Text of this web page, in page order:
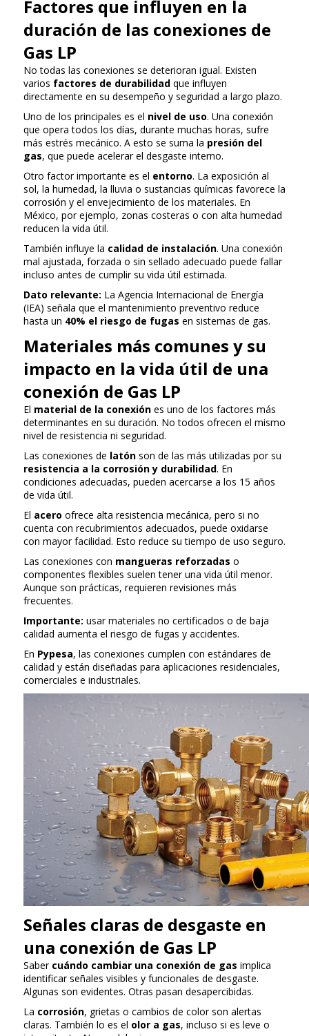
Factores que influyen en la
duración de las conexiones de
Gas LP
No todas las conexiones se deterioran igual. Existen
varios factores de durabilidad que influyen
directamente en su desempeño y seguridad a largo plazo.
Uno de los principales es el nivel de uso. Una conexión
que opera todos los días, durante muchas horas, sufre
más estrés mecánico. A esto se suma la presión del
gas, que puede acelerar el desgaste interno.
Otro factor importante es el entorno. La exposición al
sol, la humedad, la lluvia o sustancias químicas favorece la
corrosión y el envejecimiento de los materiales. En
México, por ejemplo, zonas costeras o con alta humedad
reducen la vida útil.
También influye la calidad de instalación. Una conexión
mal ajustada, forzada o sin sellado adecuado puede fallar
incluso antes de cumplir su vida útil estimada.
Dato relevante: La Agencia Internacional de Energía
(IEA) señala que el mantenimiento preventivo reduce
hasta un 40% el riesgo de fugas en sistemas de gas.
Materiales más comunes y su
impacto en la vida útil de una
conexión de Gas LP
El material de la conexión es uno de los factores más
determinantes en su duración. No todos ofrecen el mismo
nivel de resistencia ni seguridad.
Las conexiones de latón son de las más utilizadas por su
resistencia a la corrosión y durabilidad. En
condiciones adecuadas, pueden acercarse a los 15 años
de vida útil.
El acero ofrece alta resistencia mecánica, pero si no
cuenta con recubrimientos adecuados, puede oxidarse
con mayor facilidad. Esto reduce su tiempo de uso seguro.
Las conexiones con mangueras reforzadas o
componentes flexibles suelen tener una vida útil menor.
Aunque son prácticas, requieren revisiones más
frecuentes.
Importante: usar materiales no certificados o de baja
calidad aumenta el riesgo de fugas y accidentes.
En Pypesa, las conexiones cumplen con estándares de
calidad y están diseñadas para aplicaciones residenciales,
comerciales e industriales.
Señales claras de desgaste en
una conexión de Gas LP
Saber cuándo cambiar una conexión de gas implica
identificar señales visibles y funcionales de desgaste.
Algunas son evidentes. Otras pasan desapercibidas.
La corrosión, grietas o cambios de color son alertas
claras. También lo es el olor a gas, incluso si es leve o